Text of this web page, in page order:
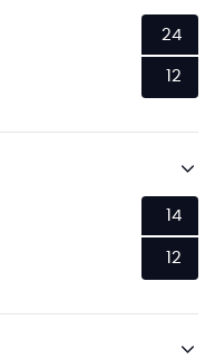
24
12
14
12